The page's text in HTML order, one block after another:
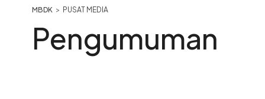
Breadcrumb
PUSAT MEDIA
Pengumuman